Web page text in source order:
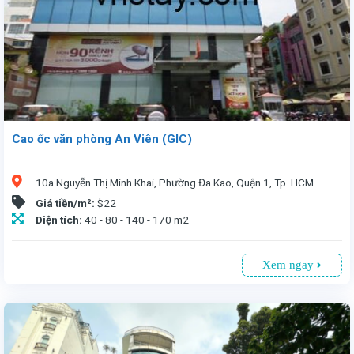
Cao ốc văn phòng An Viên (GIC)
10a Nguyễn Thị Minh Khai, Phường Đa Kao, Quận 1, Tp. HCM
Giá tiền/m²: $22
Diện tích: 40 - 80 - 140 - 170 m2
Xem ngay